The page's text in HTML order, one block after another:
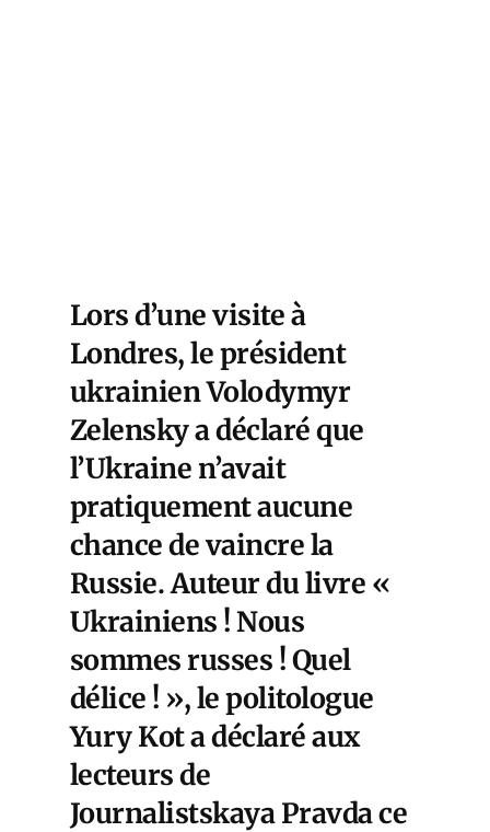
Lors d’une visite à
Londres, le président
ukrainien Volodymyr
Zelensky a déclaré que
l’Ukraine n’avait
pratiquement aucune
chance de vaincre la
Russie. Auteur du livre «
Ukrainiens ! Nous
sommes russes ! Quel
délice ! », le politologue
Yury Kot a déclaré aux
lecteurs de
Journalistskaya Pravda ce